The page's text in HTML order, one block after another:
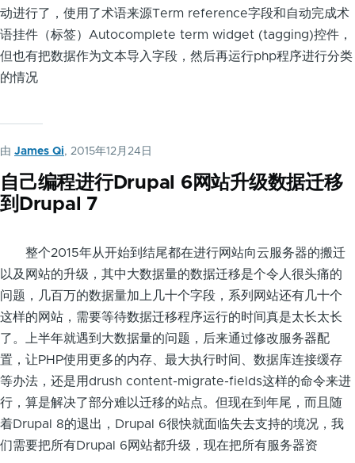
动进行了，使用了术语来源Term reference字段和自动完成术
语挂件（标签）Autocomplete term widget (tagging)控件，
但也有把数据作为文本导入字段，然后再运行php程序进行分类
的情况
由 James Qi, 2015年12月24日
自己编程进行Drupal 6网站升级数据迁移
到Drupal 7
整个2015年从开始到结尾都在进行网站向云服务器的搬迁
以及网站的升级，其中大数据量的数据迁移是个令人很头痛的
问题，几百万的数据量加上几十个字段，系列网站还有几十个
这样的网站，需要等待数据迁移程序运行的时间真是太长太长
了。上半年就遇到大数据量的问题，后来通过修改服务器配
置，让PHP使用更多的内存、最大执行时间、数据库连接缓存
等办法，还是用drush content-migrate-fields这样的命令来进
行，算是解决了部分难以迁移的站点。但现在到年尾，而且随
着Drupal 8的退出，Drupal 6很快就面临失去支持的境况，我
们需要把所有Drupal 6网站都升级，现在把所有服务器资